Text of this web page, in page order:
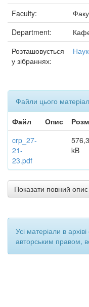
Faculty:
Department:
Розташовується
у зібраннях:
Файли цього
Файл
Опис
crp_27-
21-
23.pdf
576,3
kB
Показати повний
Усі матеріали в
авторським правом,